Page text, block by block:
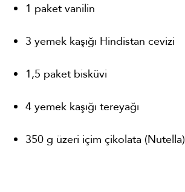
1 paket vanilin
3 yemek kaşığı Hindistan cevizi
1,5 paket bisküvi
4 yemek kaşığı tereyağı
350 g üzeri içim çikolata (Nutella)